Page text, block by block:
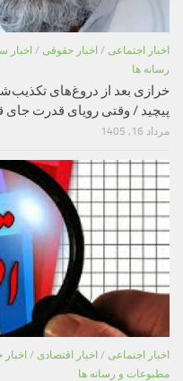
اخبار اجتماعی / اخبار حقوقی / اخبار
رسانه ها
خرازی بعد از دروغ‌های
پیچید / وقتی رویای قدرت جای
مرداد 16, 1405
اخبار اجتماعی / اخبار اقتصادی /
مطبوعات و رسانه ها